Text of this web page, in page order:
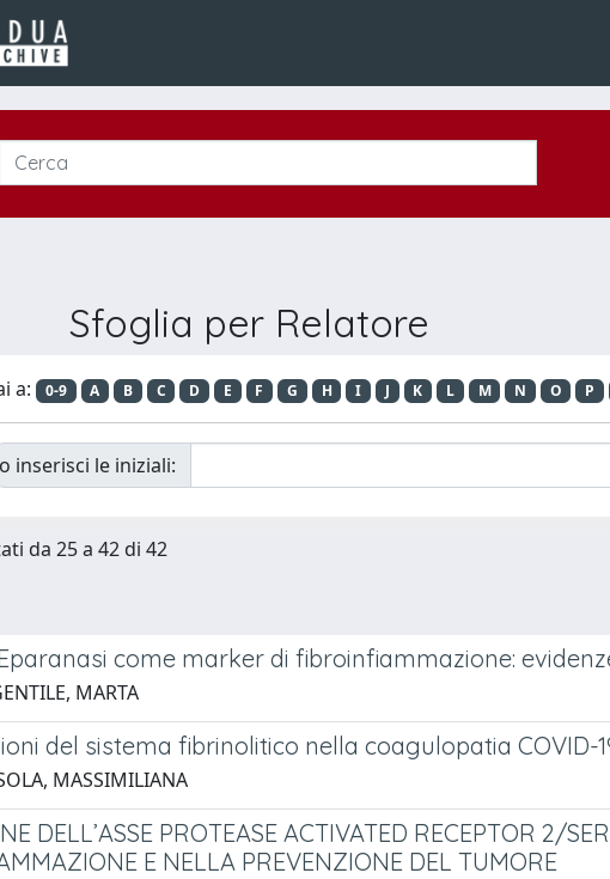
Sfoglia per Relatore
a: 0-9 A B C D E F G H I J K L M N O P
o inserisci le iniziali:
da 25 a 42 di 42
come marker di fibroinfiammazione:
MARTA
del sistema fibrinolitico nella coagulopatia COVID-
MASSIMILIANA
DELL’ASSE PROTEASE ACTIVATED RECEPTOR 2/
E NELLA PREVENZIONE DEL TUMORE